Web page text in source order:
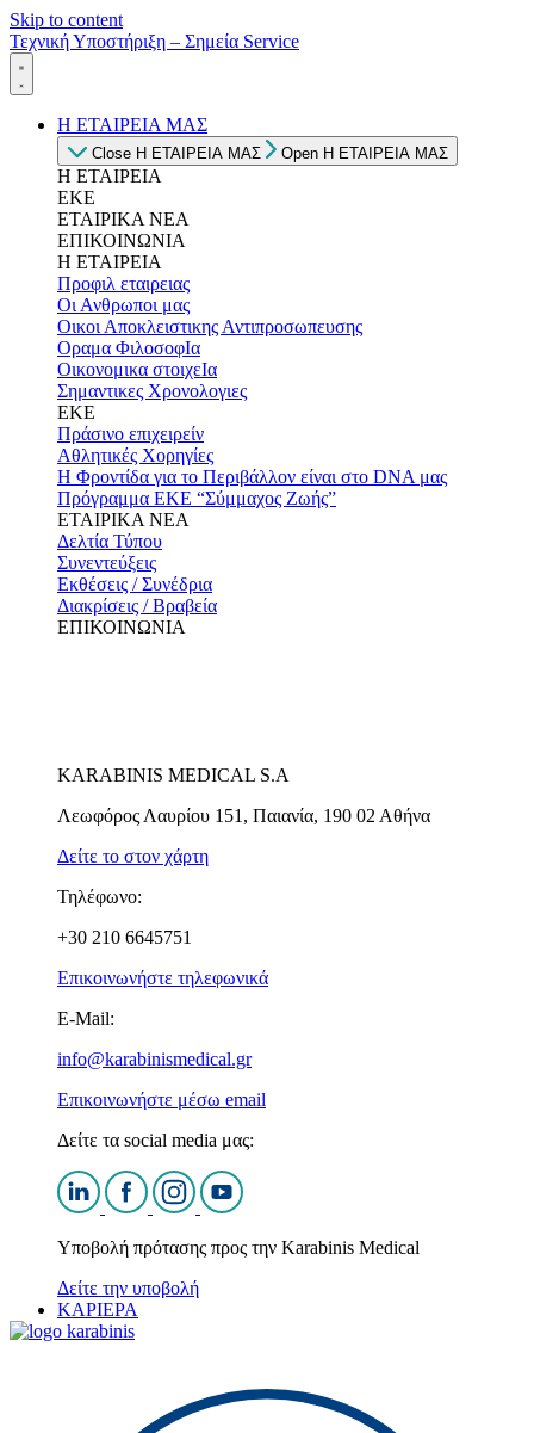
Skip to content
Τεχνική Υποστήριξη – Σημεία Service
Η ΕΤΑΙΡΕΙΑ ΜΑΣ
Close Η ΕΤΑΙΡΕΙΑ ΜΑΣ Open Η ΕΤΑΙΡΕΙΑ ΜΑΣ
Η ΕΤΑΙΡΕΙΑ
ΕΚΕ
ΕΤΑΙΡΙΚΑ ΝΕΑ
ΕΠΙΚΟΙΝΩΝΙΑ
Η ΕΤΑΙΡΕΙΑ
Προφιλ εταιρειας
Οι Ανθρωποι μας
Οικοι Αποκλειστικης Αντιπροσωπευσης
Οραμα ΦιλοσοφΙα
Οικονομικα στοιχεΙα
Σημαντικες Χρονολογιες
ΕΚΕ
Πράσινο επιχειρείν
Αθλητικές Χορηγίες
Η Φροντίδα για το Περιβάλλον είναι στο DNA μας
Πρόγραμμα ΕΚΕ “Σύμμαχος Ζωής”
ΕΤΑΙΡΙΚΑ ΝΕΑ
Δελτία Τύπου
Συνεντεύξεις
Εκθέσεις / Συνέδρια
Διακρίσεις / Βραβεία
ΕΠΙΚΟΙΝΩΝΙΑ
KARABINIS MEDICAL S.A
Λεωφόρος Λαυρίου 151, Παιανία, 190 02 Αθήνα
Δείτε το στον χάρτη
Τηλέφωνο:
+30 210 6645751
Επικοινωνήστε τηλεφωνικά
E-Mail:
info@karabinismedical.gr
Επικοινωνήστε μέσω email
Δείτε τα social media μας:
Υποβολή πρότασης προς την Karabinis Medical
Δείτε την υποβολή
ΚΑΡΙΕΡΑ